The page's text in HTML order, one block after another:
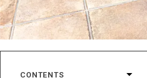
CONTENTS